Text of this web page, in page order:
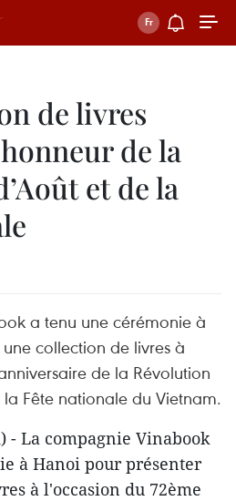
de livres
de la
et de la
a tenu une cérémonie à
collection de livres à
de la Révolution
Fête nationale du Vietnam.
- La compagnie Vinabook
à Hanoi pour présenter
à l'occasion du 72ème